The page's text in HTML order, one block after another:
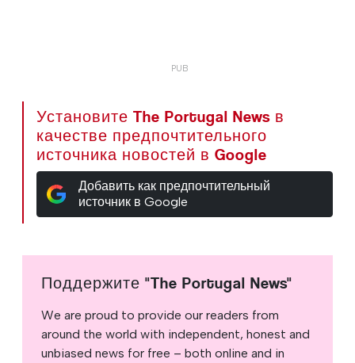
Установите The Portugal News в
качестве предпочтительного
источника новостей в Google
Добавить как предпочтительный
источник в Google
Поддержите "The Portugal News"
We are proud to provide our readers from
around the world with independent, honest and
unbiased news for free – both online and in